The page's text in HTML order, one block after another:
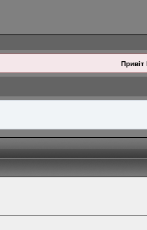
Привіт